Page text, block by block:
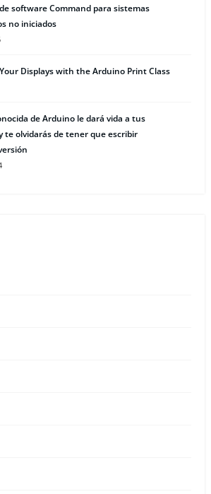
software Command para sistemas
no iniciados
Displays with the Arduino Print Class
de Arduino le dará vida a tus
te olvidarás de tener que escribir